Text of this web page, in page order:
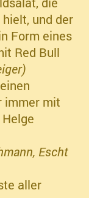
und der
Form eines
Red Bull
immer mit
Escht
aller